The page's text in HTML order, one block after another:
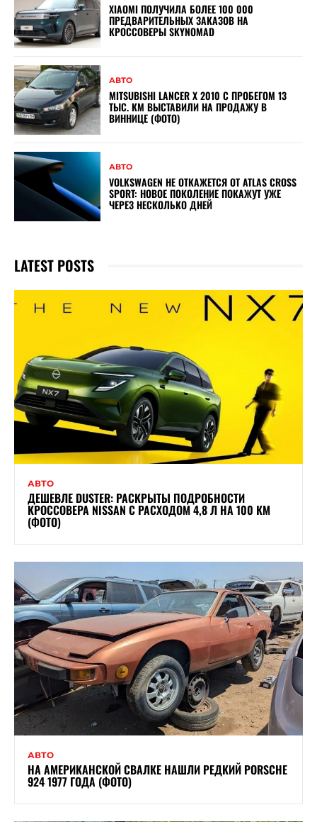
XIAOMI ПОЛУЧИЛА БОЛЕЕ 100 000
ПРЕДВАРИТЕЛЬНЫХ ЗАКАЗОВ НА
КРОССОВЕРЫ SKYNOMAD
АВТО
MITSUBISHI LANCER X 2010 С ПРОБЕГОМ 13
ТЫС. КМ ВЫСТАВИЛИ НА ПРОДАЖУ В
ВИННИЦЕ (ФОТО)
АВТО
VOLKSWAGEN НЕ ОТКАЖЕТСЯ ОТ ATLAS CROSS
SPORT: НОВОЕ ПОКОЛЕНИЕ ПОКАЖУТ УЖЕ
ЧЕРЕЗ НЕСКОЛЬКО ДНЕЙ
LATEST POSTS
АВТО
ДЕШЕВЛЕ DUSTER: РАСКРЫТЫ ПОДРОБНОСТИ
КРОССОВЕРА NISSAN С РАСХОДОМ 4,8 Л НА 100 КМ
(ФОТО)
АВТО
НА АМЕРИКАНСКОЙ СВАЛКЕ НАШЛИ РЕДКИЙ PORSCHE
924 1977 ГОДА (ФОТО)